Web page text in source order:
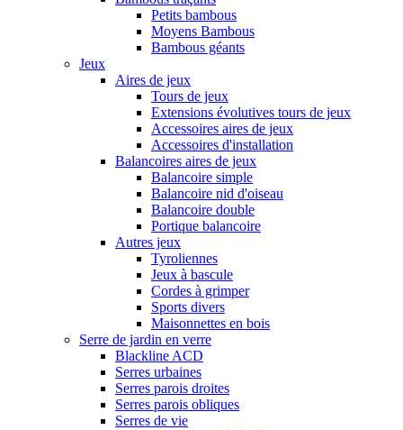
Petits bambous
Moyens Bambous
Bambous géants
Jeux
Aires de jeux
Tours de jeux
Extensions évolutives tours de jeux
Accessoires aires de jeux
Accessoires d'installation
Balancoires aires de jeux
Balancoire simple
Balancoire nid d'oiseau
Balancoire double
Portique balancoire
Autres jeux
Tyroliennes
Jeux à bascule
Cordes à grimper
Sports divers
Maisonnettes en bois
Serre de jardin en verre
Blackline ACD
Serres urbaines
Serres parois droites
Serres parois obliques
Serres de vie